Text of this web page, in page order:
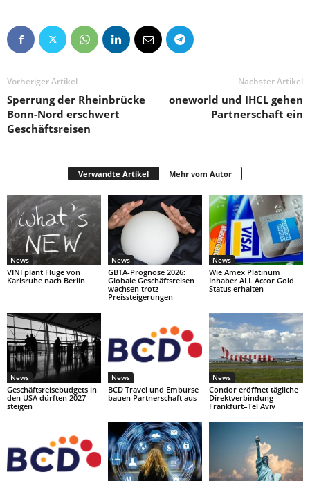
Vorheriger Artikel
Sperrung der Rheinbrücke
Bonn-Nord erschwert
Geschäftsreisen
Nächster Artikel
oneworld und IHCL gehen
Partnerschaft ein
Verwandte Artikel Mehr vom Autor
News
VINI plant Flüge von
Karlsruhe nach Berlin
News
GBTA-Prognose 2026:
Globale Geschäftsreisen
wachsen trotz
Preissteigerungen
News
Wie Amex Platinum
Inhaber ALL Accor Gold
Status erhalten
News
Geschäftsreisebudgets in
den USA dürften 2027
steigen
News
BCD Travel und Emburse
bauen Partnerschaft aus
News
Condor eröffnet tägliche
Direktverbindung
Frankfurt–Tel Aviv